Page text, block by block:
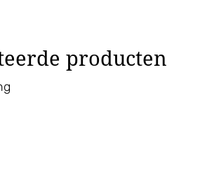
producten